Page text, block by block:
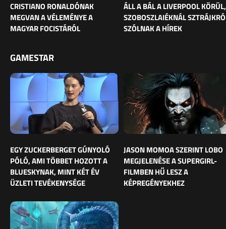
CRISTIANO RONALDÓNAK
MEGVAN A VÉLEMÉNYE A
MAGYAR FOCISTÁRÓL
ÁLL A BÁL A LIVERPOOL KÖRÜL,
SZOBOSZLAIÉKNÁL
SZÓLNAK A HÍREK
GAMESTAR
EGY ZUCKERBERGET GÚNYOLÓ
PÓLÓ, AMI TÖBBET HOZOTT A
BLUESKYNAK, MINT KÉT ÉV
ÜZLETI TEVÉKENYSÉGE
JASON MOMOA SZERINT LOBO
MEGJELENÉSE A SUPERGIRL-
FILMBEN HŰ LESZ A
KÉPREGÉNYEKHEZ